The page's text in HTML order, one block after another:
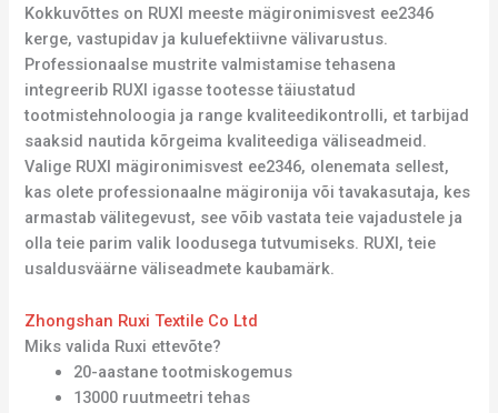
Kokkuvõttes on RUXI meeste mägironimisvest ee2346
kerge, vastupidav ja kuluefektiivne välivarustus.
Professionaalse mustrite valmistamise tehasena
integreerib RUXI igasse tootesse täiustatud
tootmistehnoloogia ja range kvaliteedikontrolli, et tarbijad
saaksid nautida kõrgeima kvaliteediga väliseadmeid.
Valige RUXI mägironimisvest ee2346, olenemata sellest,
kas olete professionaalne mägironija või tavakasutaja, kes
armastab välitegevust, see võib vastata teie vajadustele ja
olla teie parim valik loodusega tutvumiseks. RUXI, teie
usaldusväärne väliseadmete kaubamärk.
Zhongshan Ruxi Textile Co Ltd
Miks valida Ruxi ettevõte?
20-aastane tootmiskogemus
13000 ruutmeetri tehas